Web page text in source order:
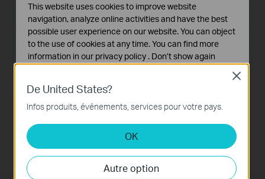
Langue:Anglais
Taille du fichier: 28.8 MB
Système d'Exploitation: Windows 2000/XP/Vista/7
Modifications and Bug Fixes:
Certifié WHQL
Notes:
Pour TL-WN822N v1
De United States?
Infos produits, événements, services pour votre pays.
OK
Autre option
Close
This website uses cookies to improve website
navigation, analyze online activities and have the best
possible user experience on our website. You can object
to the use of cookies at any time. You can find more
information in our privacy policy . Don’t show again
Ces cookies sont nécessaires au fonctionnement du
site Web et ne peuvent pas être désactivés dans vos
systèmes.
Cookies d'analyse et marketing
Les cookies d'analyse nous permettent d'analyser vos
activités sur notre site Web pour améliorer et ajuster les
fonctionnalités de notre site Web.